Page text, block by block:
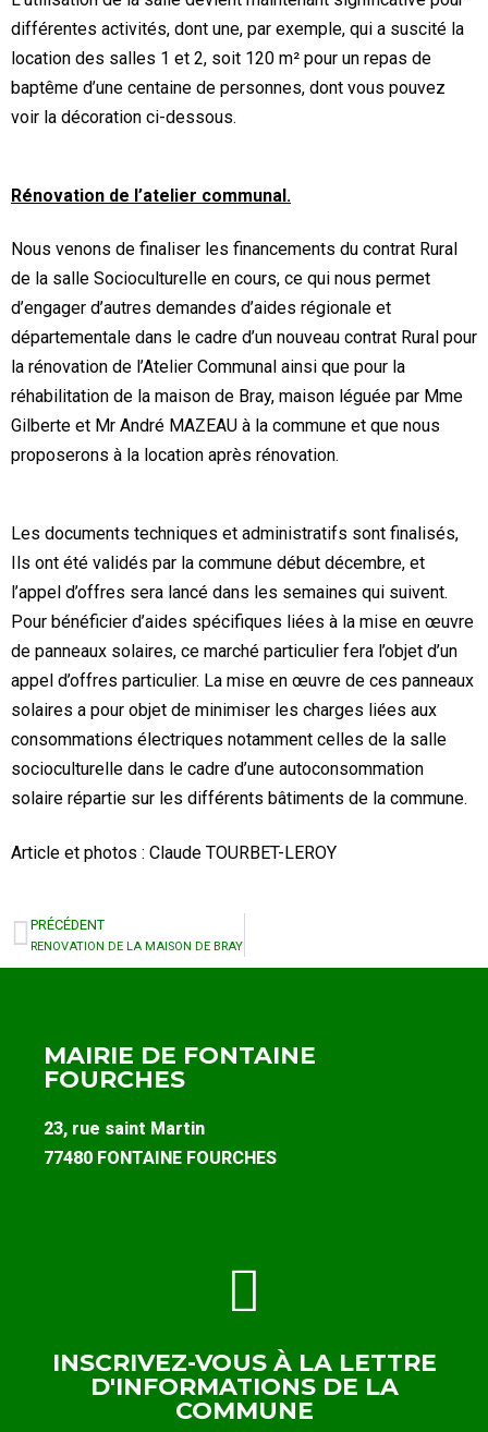
différentes activités, dont une, par exemple, qui a suscité la
location des salles 1 et 2, soit 120 m² pour un repas de
baptême d’une centaine de personnes, dont vous pouvez
voir la décoration ci-dessous.
Rénovation de l’atelier communal.
Nous venons de finaliser les financements du contrat Rural
de la salle Socioculturelle en cours, ce qui nous permet
d’engager d’autres demandes d’aides régionale et
départementale dans le cadre d’un nouveau contrat Rural pour
la rénovation de l’Atelier Communal ainsi que pour la
réhabilitation de la maison de Bray, maison léguée par Mme
Gilberte et Mr André MAZEAU à la commune et que nous
proposerons à la location après rénovation.
Les documents techniques et administratifs sont finalisés,
Ils ont été validés par la commune début décembre, et
l’appel d’offres sera lancé dans les semaines qui suivent.
Pour bénéficier d’aides spécifiques liées à la mise en œuvre
de panneaux solaires, ce marché particulier fera l’objet d’un
appel d’offres particulier. La mise en œuvre de ces panneaux
solaires a pour objet de minimiser les charges liées aux
consommations électriques notamment celles de la salle
socioculturelle dans le cadre d’une autoconsommation
solaire répartie sur les différents bâtiments de la commune.
Article et photos : Claude TOURBET-LEROY
PRÉCÉDENT
RENOVATION DE LA MAISON DE BRAY
MAIRIE DE FONTAINE
FOURCHES
23, rue saint Martin
77480 FONTAINE FOURCHES
INSCRIVEZ-VOUS À LA LETTRE
D'INFORMATIONS DE LA
COMMUNE